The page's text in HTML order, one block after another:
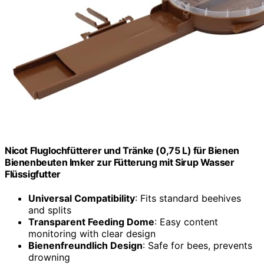
Nicot Fluglochfütterer und Tränke (0,75 L) für Bienen
Bienenbeuten Imker zur Fütterung mit Sirup Wasser
Flüssigfutter
Universal Compatibility: Fits standard beehives
and splits
Transparent Feeding Dome: Easy content
monitoring with clear design
Bienenfreundlich Design: Safe for bees, prevents
drowning